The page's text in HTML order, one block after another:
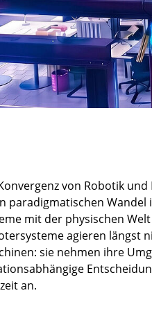
von Robotik
paradigmatischen Wandel
mit der physischen
agieren längst
sie nehmen ihre
an.